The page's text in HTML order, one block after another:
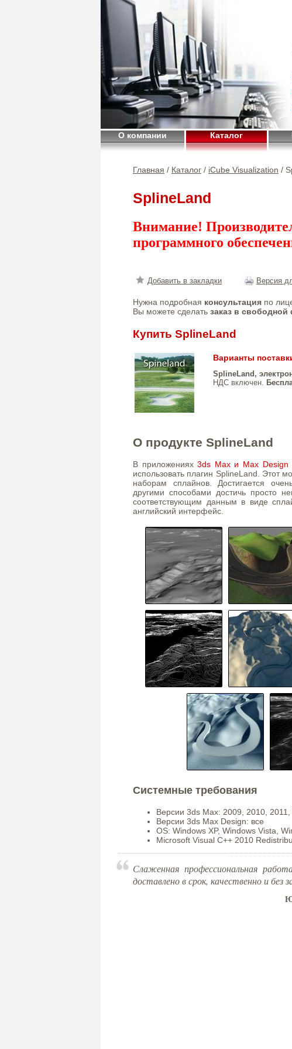
О компании Каталог
Главная / Каталог / iCube Visualization /
SplineLand
Внимание!
программного
Добавить в закладки Версия
Нужна подробная консультация по
Вы можете сделать заказ в
Купить SplineLand
Варианты
SplineLand,
НДС включен.
О продукте SplineLand
В приложениях3ds Max и Max Design
использовать плагин SplineLand. Этот
наборам сплайнов. Достигается
другими способами достичь просто
соответствующим данным в виде
английский интерфейс.
Системные требования
Версии 3ds Max: 2009, 2010,
Версии 3ds Max Design: все
OS: Windows XP, Windows Vista,
Microsoft Visual C++ 2010
Слаженная профессиональная
доставлено в срок, качественно и без